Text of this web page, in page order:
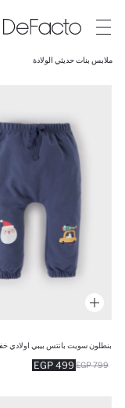
ملابس بنات حديثي الولادة
499 EGP 799 EGP